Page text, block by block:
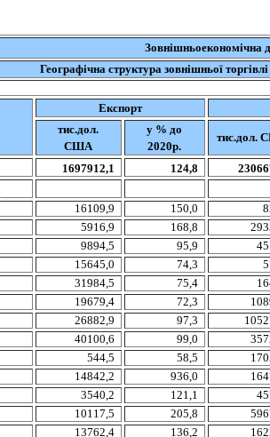
Зовнішньоекономічна
Географічна структура зовнішньої
Експорт
тис.дол.
США
у % до
2020р.
тис.дол.
1697912,1 124,8
16109,9 150,0
5916,9 168,8
9894,5 95,9
15645,0 74,3
31984,5 75,4
19679,4 72,3
26882,9 97,3
40100,6 99,0
544,5 58,5
14842,2 936,0
3540,2 121,1
10117,5 205,8
13762,4 136,2